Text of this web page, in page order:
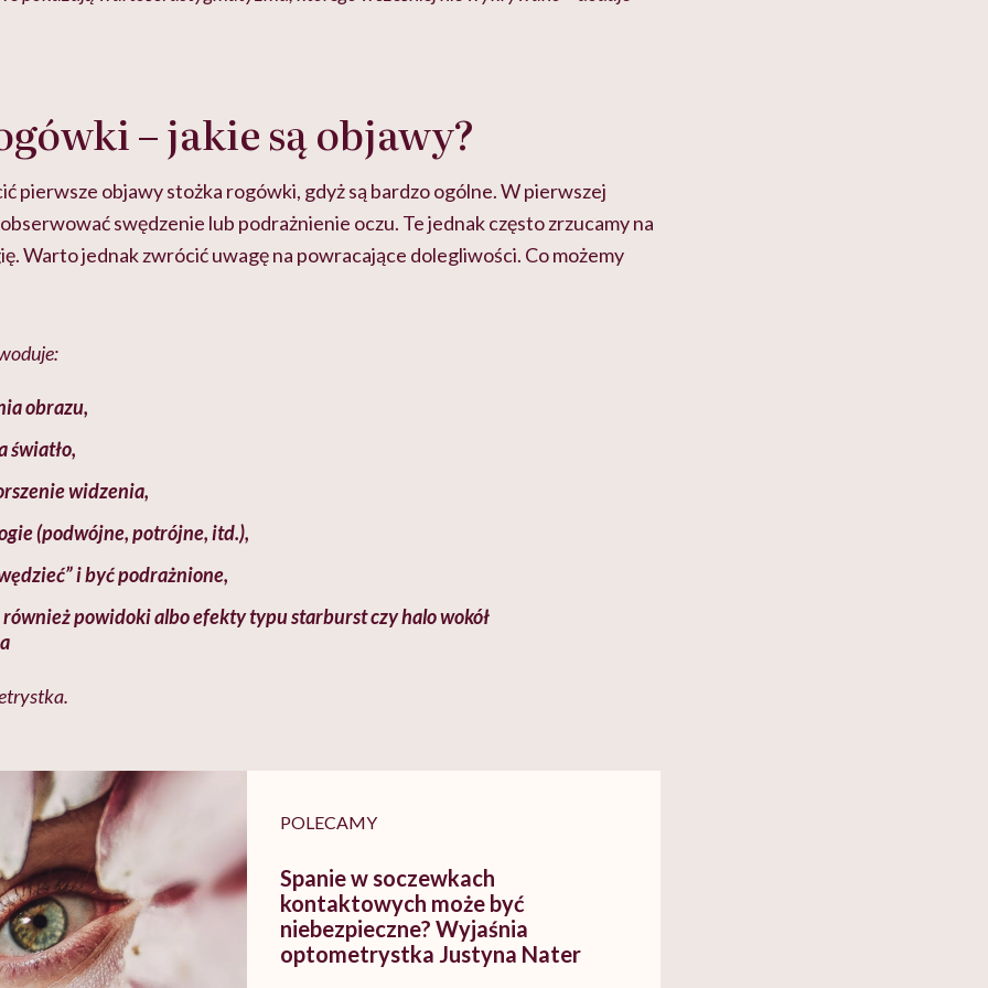
– jakie są objawy?
pierwsze objawy stożka rogówki, gdyż są bardzo ogólne. W pierwszej
swędzenie lub podrażnienie oczu. Te jednak często zrzucamy na
Warto jednak zwrócić uwagę na powracające dolegliwości. Co możemy
obrazu,
światło,
widzenia,
(podwójne, potrójne, itd.),
i być podrażnione,
również powidoki albo efekty typu starburst czy halo wokół
POLECAMY
Spanie w soczewkach
kontaktowych może być
niebezpieczne? Wyjaśnia
optometrystka Justyna Nater